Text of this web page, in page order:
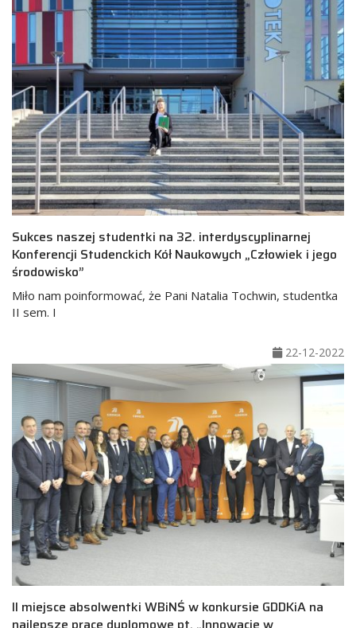
Sukces naszej studentki na 32. interdyscyplinarnej
Konferencji Studenckich Kół Naukowych „Człowiek i jego
środowisko”
Miło nam poinformować, że Pani Natalia Tochwin, studentka
II sem. I
22-12-2022
II miejsce absolwentki WBiNŚ w konkursie GDDKiA na